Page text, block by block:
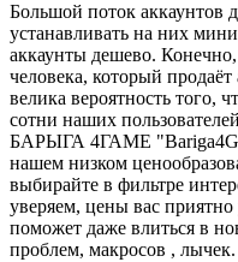
Большой поток аккаунтов
устанавливать на них
аккаунты дешево.
человека, который
велика вероятность того,
сотни наших
БАРЫГА 4ГАМЕ
нашем низком
выбирайте в фильтре
уверяем, цены вас
поможет даже влиться в
проблем, макросов , лычек.